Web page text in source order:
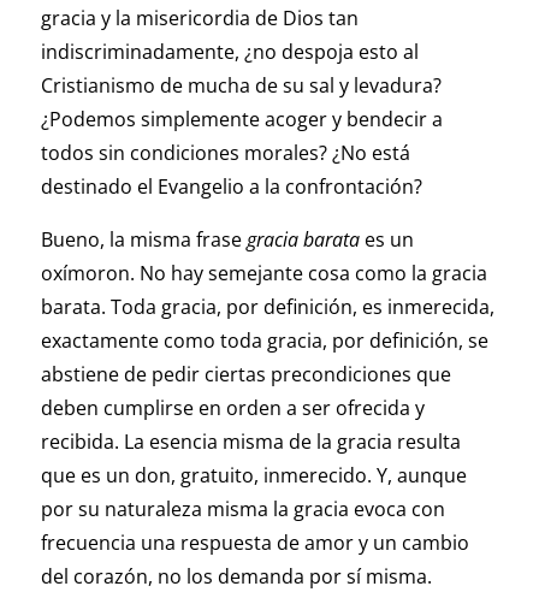
gracia y la misericordia de Dios tan
indiscriminadamente, ¿no despoja esto al
Cristianismo de mucha de su sal y levadura?
¿Podemos simplemente acoger y bendecir a
todos sin condiciones morales? ¿No está
destinado el Evangelio a la confrontación?
Bueno, la misma frasegracia barata es un
oxímoron. No hay semejante cosa como la gracia
barata. Toda gracia, por definición, es inmerecida,
exactamente como toda gracia, por definición, se
abstiene de pedir ciertas precondiciones que
deben cumplirse en orden a ser ofrecida y
recibida. La esencia misma de la gracia resulta
que es un don, gratuito, inmerecido. Y, aunque
por su naturaleza misma la gracia evoca con
frecuencia una respuesta de amor y un cambio
del corazón, no los demanda por sí misma.